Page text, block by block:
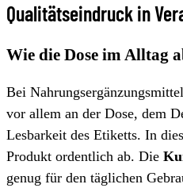
Qualitätseindruck in
Wie die Dose im Alltag
Bei
vor allem an der Dose, dem
Lesbarkeit des Etiketts. In
Produkt ordentlich ab. Die
genug für den täglichen